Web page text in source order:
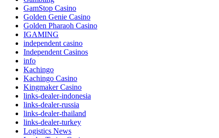
GamStop Casino
Golden Genie Casino
Golden Pharaoh Casino
IGAMING
independent casino
Independent Casinos
info
Kachingo
Kachingo Casino
Kingmaker Casino
links-dealer-indonesia
links-dealer-russia
links-dealer-thailand
links-dealer-turkey
Logistics News